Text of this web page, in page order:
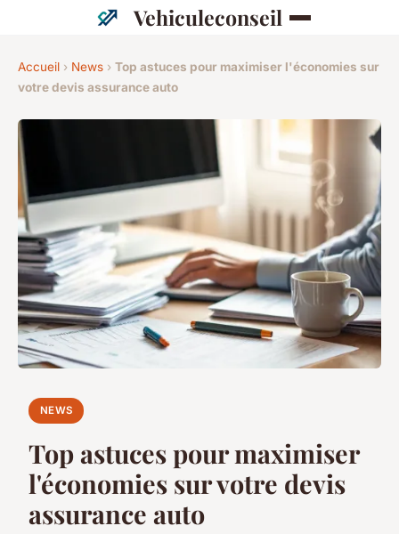
Vehiculeconseil
Accueil › News › Top astuces pour maximiser l'économies sur
votre devis assurance auto
NEWS
Top astuces pour maximiser
l'économies sur votre devis
assurance auto